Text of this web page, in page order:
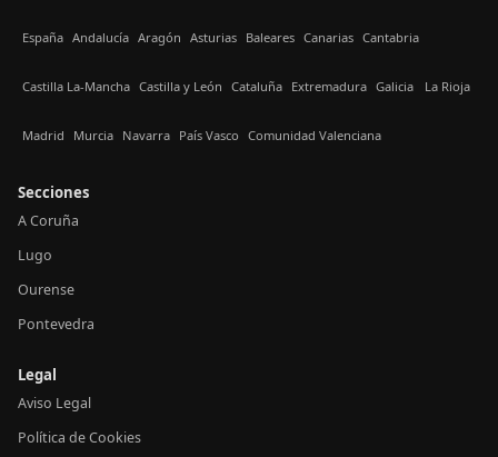
España Andalucía Aragón Asturias Baleares Canarias Cantabria
Castilla La-Mancha Castilla y León Cataluña Extremadura Galicia La Rioja
Madrid Murcia Navarra País Vasco Comunidad Valenciana
Secciones
A Coruña
Lugo
Ourense
Pontevedra
Legal
Aviso Legal
Política de Cookies